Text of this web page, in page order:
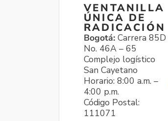
VENTANILLA
ÚNICA DE
RADICACIÓN
Bogotá: Carrera 85D
No. 46A – 65
Complejo logístico
San Cayetano
Horario: 8:00 a.m. –
4:00 p.m.
Código Postal:
111071